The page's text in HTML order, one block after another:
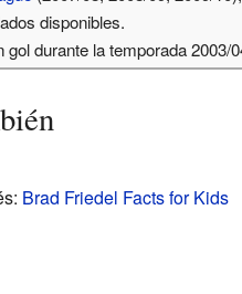
disponibles.
gol durante la temporada 2003/
Brad Friedel Facts for Kids